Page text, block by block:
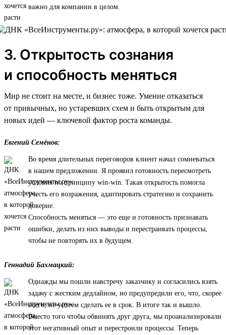
важно для компании в целом.
3. Открытость сознания
и способность меняться
Мир не стоит на месте, и бизнес тоже. Умение отказаться
от привычных, но устаревших схем и быть открытым для
новых идей — ключевой фактор роста команды.
Евгений Семёнов:
Во время длительных переговоров клиент начал сомневаться
в нашем предложении. Я проявил готовность пересмотреть
условия по принципу win-win. Такая открытость помогла
учесть его возражения, адаптировать стратегию и сохранить
доверие.
Способность меняться — это еще и готовность признавать
ошибки, делать из них выводы и перестраивать процессы,
чтобы не повторять их в будущем.
Геннадий Бахмацкий:
Однажды мы пошли навстречу заказчику и согласились взять
задачу с жестким дедлайном, но предупредили его, что, скорее
всего, не успеем сделать ее в срок. В итоге так и вышло.
Вместо того чтобы обвинять друг друга, мы проанализировали
этот негативный опыт и перестроили процессы. Теперь